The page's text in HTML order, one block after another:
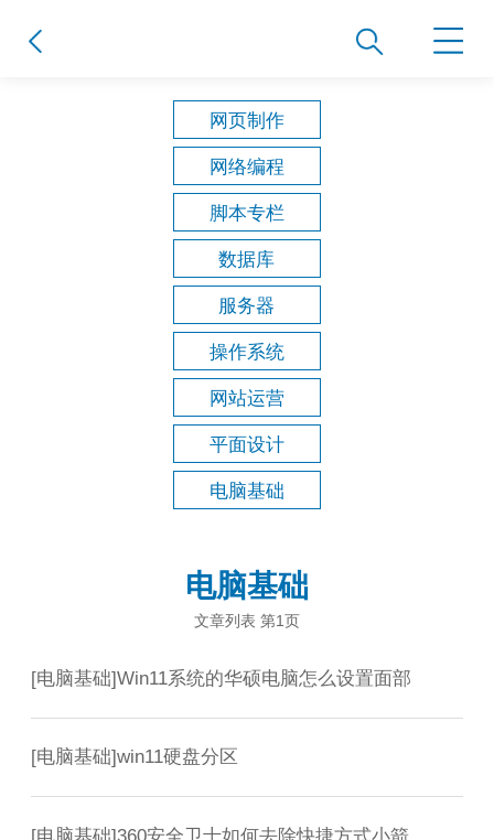
网页制作
网络编程
脚本专栏
数据库
服务器
操作系统
网站运营
平面设计
电脑基础
电脑基础
文章列表 第1页
[电脑基础]Win11系统的华硕电脑怎么设置面部
[电脑基础]win11硬盘分区